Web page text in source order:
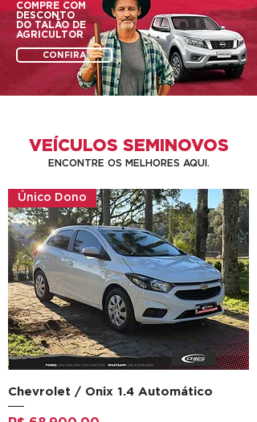
COMPRE COM
DESCONTO
DO TALÃO DE
AGRICULTOR
CONFIRA
VEÍCULOS SEMINOVOS
ENCONTRE OS MELHORES AQUI.
Único Dono
Chevrolet / Onix 1.4 Automático